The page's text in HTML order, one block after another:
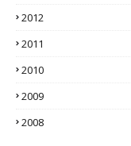
2012
2011
2010
2009
2008